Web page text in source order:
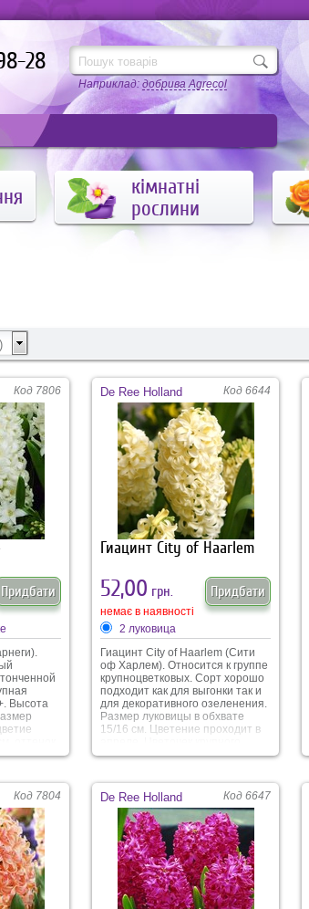
28
Наприклад: добрива Agrecol
кімнатні
рослини
Код 7806
Придбати
Высота
в
De Ree Holland Код 6644
Гиацинт City of Haarlem
52,00 грн. Придбати
немає в наявності
2 луковица
Гиацинт City of Haarlem (Сити
оф Харлем). Относится к группе
крупноцветковых. Сорт хорошо
подходит как для выгонки так и
для декоративного озеленения.
Размер луковицы в обхвате
15/16 см. Цветение проходит в
размера, сочно-желтого
аромат.
Код 7804 De Ree Holland Код 6647